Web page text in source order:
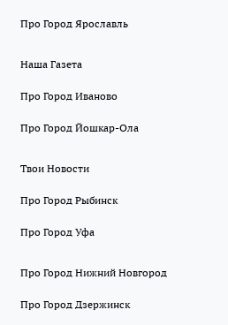
Про Город Ярославль
Наша Газета
Про Город Иваново
Про Город Йошкар-Ола
Твои Новости
Про Город Рыбинск
Про Город Уфа
Про Город Нижний Новгород
Про Город Дзержинск